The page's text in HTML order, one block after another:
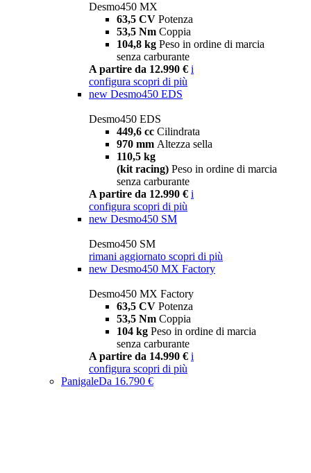
Desmo450 MX
63,5 CV Potenza
53,5 Nm Coppia
104,8 kg Peso in ordine di marcia
senza carburante
A partire da 12.990 € i
configura scopri di più
new Desmo450 EDS
Desmo450 EDS
449,6 cc Cilindrata
970 mm Altezza sella
110,5 kg
(kit racing) Peso in ordine di marcia
senza carburante
A partire da 12.990 € i
configura scopri di più
new Desmo450 SM
Desmo450 SM
rimani aggiornato scopri di più
new Desmo450 MX Factory
Desmo450 MX Factory
63,5 CV Potenza
53,5 Nm Coppia
104 kg Peso in ordine di marcia
senza carburante
A partire da 14.990 € i
configura scopri di più
PanigaleDa 16.790 €